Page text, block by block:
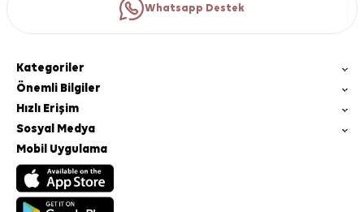
Whatsapp Destek
Kategoriler
Önemli Bilgiler
Hızlı Erişim
Sosyal Medya
Mobil Uygulama